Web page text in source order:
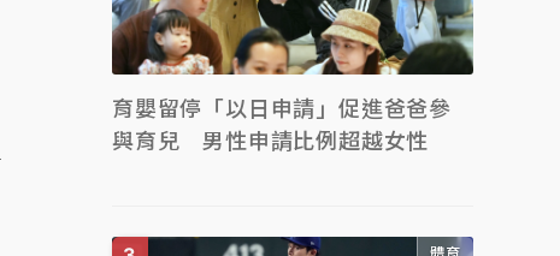
育嬰留停「以日申請」促進爸爸參
與育兒 男性申請比例超越女性
體育